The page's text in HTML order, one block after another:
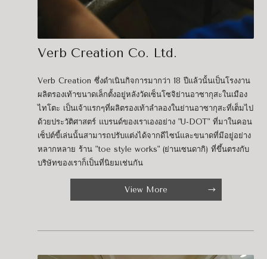
Verb Creation Co. Ltd.
Verb Creation ซึ่งดำเนินกิจการมากว่า 18 ปีแล้วนั้นเป็นโรงงาน
ผลิตรองเท้าขนาดเล็กตั้งอยู่หลังวัดเซ็นโซจิย่านอาซากุสะในเมือง
ไทโตะ เป็นเจ้าแรกๆที่ผลิตรองเท้าลำลองในย่านอาซากุสะที่เต็มไป
ด้วยประวัติศาสตร์ แบรนด์ของเราเองอย่าง "U-DOT" ที่มาในคอน
เซ็ปต์ขี้เล่นนั้นสามารถปรับแต่งได้จากดีไซน์และขนาดที่มีอยู่อย่าง
หลากหลาย ร้าน "toe style works" (ย่านเซนดากิ) ที่ขึ้นตรงกับ
บริษัทของเราก็เป็นที่นิยมเช่นกัน
View More